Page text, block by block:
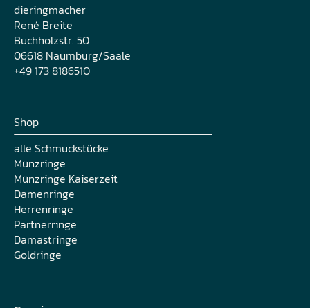
dieringmacher
René Breite
Buchholzstr. 50
06618 Naumburg/Saale
+49 173 8186510
Shop
alle Schmuckstücke
Münzringe
Münzringe Kaiserzeit
Damenringe
Herrenringe
Partnerringe
Damastringe
Goldringe